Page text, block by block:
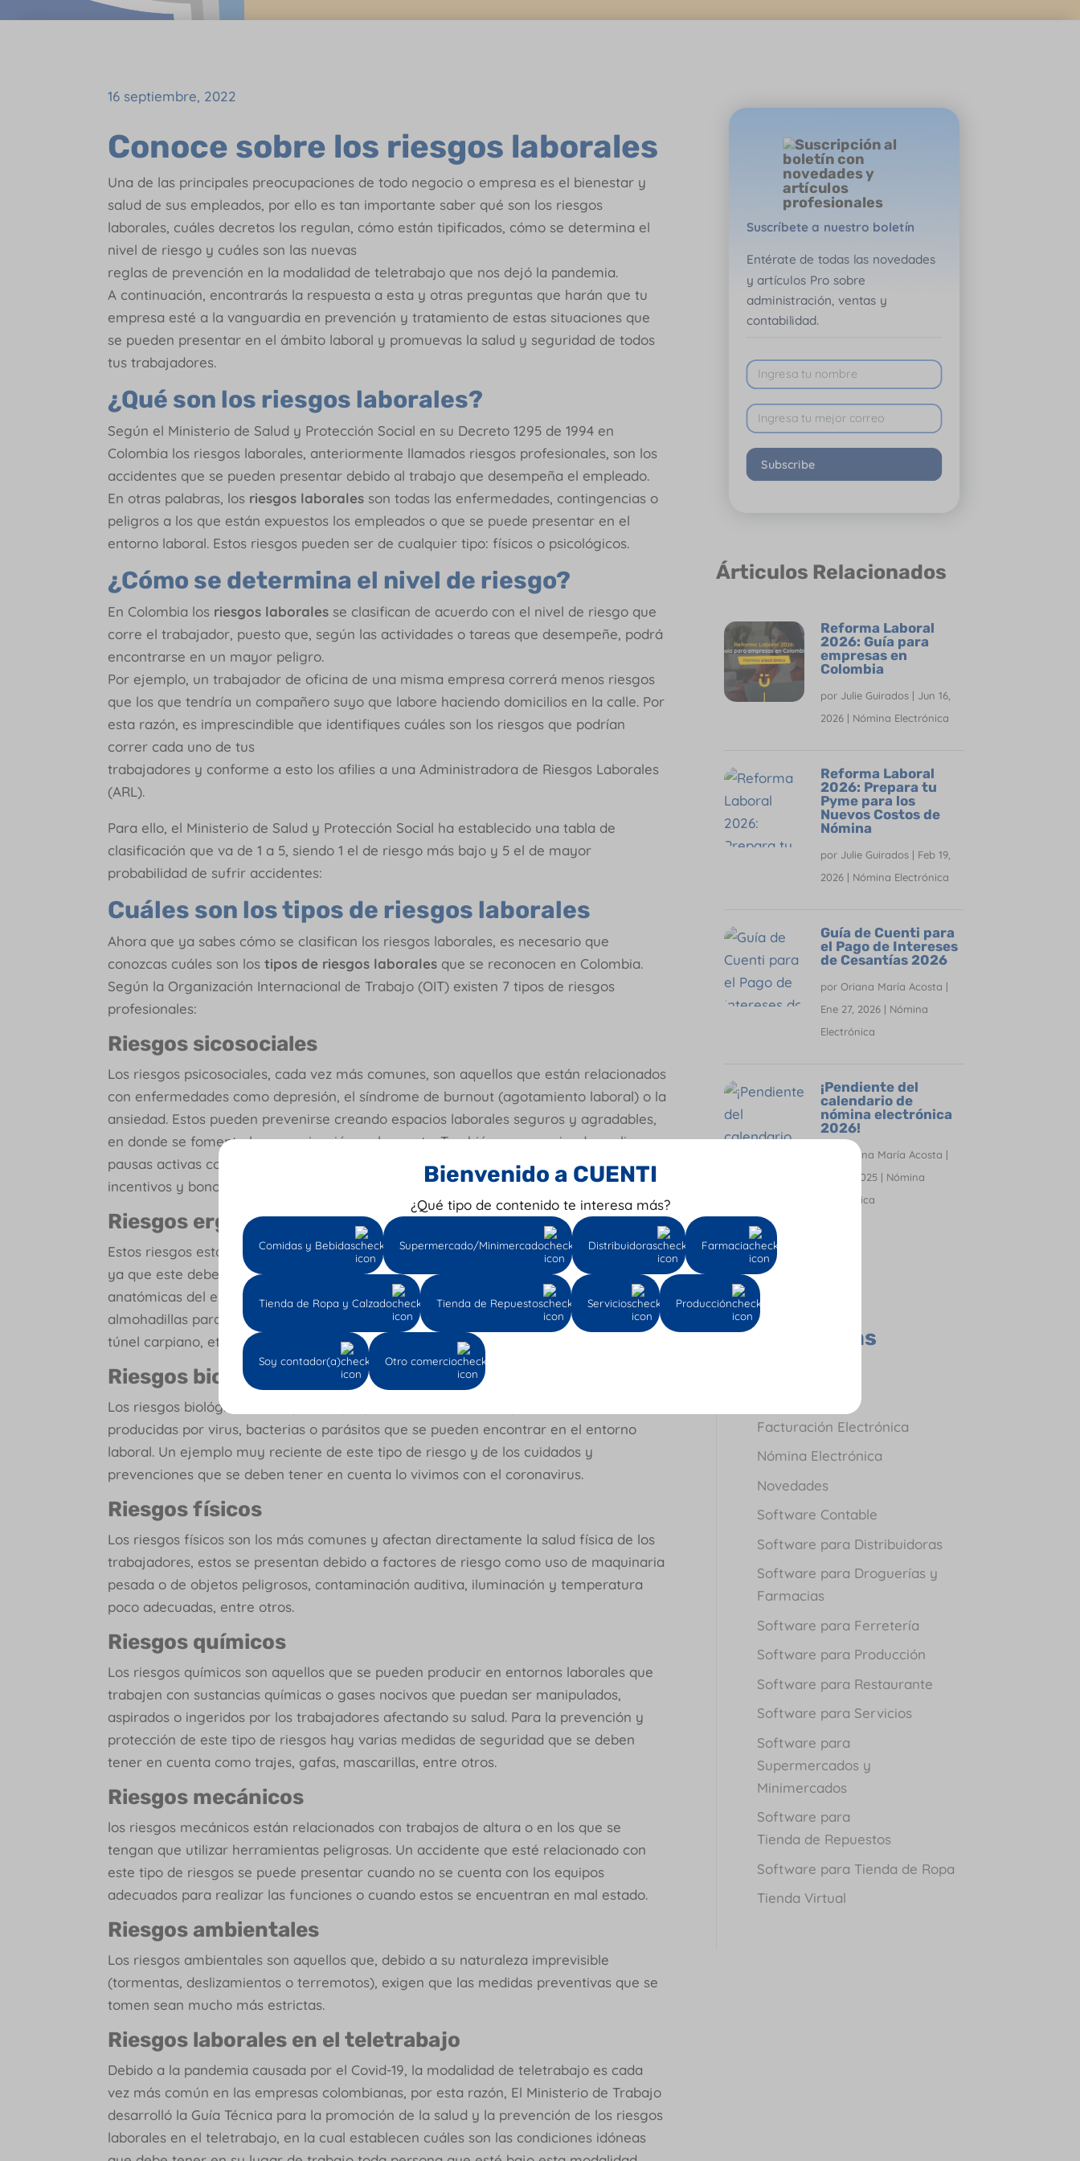
16 septiembre, 2022
Conoce sobre los riesgos laborales
Una de las principales preocupaciones de todo negocio o empresa es el bienestar y
salud de sus empleados, por ello es tan importante saber qué son los riesgos
laborales, cuáles decretos los regulan, cómo están tipificados, cómo se determina el
nivel de riesgo y cuáles son las nuevas
reglas de prevención en la modalidad de teletrabajo que nos dejó la pandemia.
A continuación, encontrarás la respuesta a esta y otras preguntas que harán que tu
empresa esté a la vanguardia en prevención y tratamiento de estas situaciones que
se pueden presentar en el ámbito laboral y promuevas la salud y seguridad de todos
tus trabajadores.
¿Qué son los riesgos laborales?
Según el Ministerio de Salud y Protección Social en su Decreto 1295 de 1994 en
Colombia los riesgos laborales, anteriormente llamados riesgos profesionales, son los
accidentes que se pueden presentar debido al trabajo que desempeña el empleado.
En otras palabras, los riesgos laborales son todas las enfermedades, contingencias o
peligros a los que están expuestos los empleados o que se puede presentar en el
entorno laboral. Estos riesgos pueden ser de cualquier tipo: físicos o psicológicos.
¿Cómo se determina el nivel de riesgo?
En Colombia los riesgos laborales se clasifican de acuerdo con el nivel de riesgo que
corre el trabajador, puesto que, según las actividades o tareas que desempeñe, podrá
encontrarse en un mayor peligro.
Por ejemplo, un trabajador de oficina de una misma empresa correrá menos riesgos
que los que tendría un compañero suyo que labore haciendo domicilios en la calle. Por
esta razón, es imprescindible que identifiques cuáles son los riesgos que podrían
correr cada uno de tus
trabajadores y conforme a esto los afilies a una Administradora de Riesgos Laborales
(ARL).
Para ello, el Ministerio de Salud y Protección Social ha establecido una tabla de
clasificación que va de 1 a 5, siendo 1 el de riesgo más bajo y 5 el de mayor
probabilidad de sufrir accidentes:
Cuáles son los tipos de riesgos laborales
Ahora que ya sabes cómo se clasifican los riesgos laborales, es necesario que
conozcas cuáles son lostipos de riesgos laborales que se reconocen en Colombia.
Según la Organización Internacional de Trabajo (OIT) existen 7 tipos de riesgos
profesionales:
Riesgos sicosociales
Los riesgos psicosociales, cada vez más comunes, son aquellos que están relacionados
con enfermedades como depresión, el síndrome de burnout (agotamiento laboral) o la
ansiedad. Estos pueden prevenirse creando espacios laborales seguros y agradables,
en donde se fomente la comunicación y el respeto. También se recomienda realizar
pausas activas constantes, repartir adecuadamente las cargas laborales y tener
incentivos y bonos que animen al trabajador.
Riesgos ergonómicos
Estos riesgos están muy relacionados con el puesto de trabajo que ocupa el personal,
ya que este debe estar acondicionado de acuerdo con las características fisiológicas y
anatómicas del empleado. Objetos como sillas ergonómicas, descansa pies o
almohadillas para mouse, prevendrán enfermedades como lumbagos, síndrome del
túnel carpiano, etc.
Riesgos biológicos
Los riesgos biológicos son aquellos que pueden causarle al empleado enfermedades
producidas por virus, bacterias o parásitos que se pueden encontrar en el entorno
laboral. Un ejemplo muy reciente de este tipo de riesgo y de los cuidados y
prevenciones que se deben tener en cuenta lo vivimos con el coronavirus.
Riesgos físicos
Los riesgos físicos son los más comunes y afectan directamente la salud física de los
trabajadores, estos se presentan debido a factores de riesgo como uso de maquinaria
pesada o de objetos peligrosos, contaminación auditiva, iluminación y temperatura
poco adecuadas, entre otros.
Riesgos químicos
Los riesgos químicos son aquellos que se pueden producir en entornos laborales que
trabajen con sustancias químicas o gases nocivos que puedan ser manipulados,
aspirados o ingeridos por los trabajadores afectando su salud. Para la prevención y
protección de este tipo de riesgos hay varias medidas de seguridad que se deben
tener en cuenta como trajes, gafas, mascarillas, entre otros.
Riesgos mecánicos
los riesgos mecánicos están relacionados con trabajos de altura o en los que se
tengan que utilizar herramientas peligrosas. Un accidente que esté relacionado con
este tipo de riesgos se puede presentar cuando no se cuenta con los equipos
adecuados para realizar las funciones o cuando estos se encuentran en mal estado.
Riesgos ambientales
Los riesgos ambientales son aquellos que, debido a su naturaleza imprevisible
(tormentas, deslizamientos o terremotos), exigen que las medidas preventivas que se
tomen sean mucho más estrictas.
Riesgos laborales en el teletrabajo
Debido a la pandemia causada por el Covid-19, la modalidad de teletrabajo es cada
vez más común en las empresas colombianas, por esta razón, El Ministerio de Trabajo
desarrolló la Guía Técnica para la promoción de la salud y la prevención de los riesgos
laborales en el teletrabajo, en la cual establecen cuáles son las condiciones idóneas
Suscríbete a nuestro boletín
Entérate de todas las novedades
y artículos Pro sobre
administración, ventas y
contabilidad.
Subscribe
Árticulos Relacionados
Reforma Laboral
2026: Guía para
empresas en
Colombia
por Julie Guirados| Jun 16,
2026| Nómina Electrónica
Reforma Laboral
2026: Prepara tu
Pyme para los
Nuevos Costos de
Nómina
por Julie Guirados| Feb 19,
2026| Nómina Electrónica
Guía de Cuenti para
el Pago de Intereses
de Cesantías 2026
por Oriana María Acosta |
Ene 27, 2026| Nómina
Electrónica
¡Pendiente del
calendario de
nómina electrónica
2026!
Oriana María Acosta |
Dic 21, 2025| Nómina
Electrónica
Todas las
Categorías
Facturación Electrónica
Nómina Electrónica
Novedades
Software Contable
Software para Distribuidoras
Software para Droguerías y
Farmacias
Software para Ferretería
Software para Producción
Software para Restaurante
Software para Servicios
Software para
Supermercados y
Minimercados
Software para
Tienda de Repuestos
Software para Tienda de Ropa
Tienda Virtual
Bienvenido a CUENTI
¿Qué tipo de contenido te interesa más?
Comidas y Bebidas Supermercado/Minimercado Distribuidoras Farmacia
Tienda de Ropa y Calzado Tienda de Repuestos Servicios Producción
Soy contador(a) Otro comercio